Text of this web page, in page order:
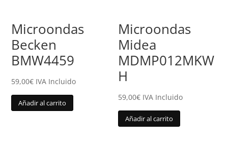
Microondas
Becken
BMW4459
59,00€ IVA Incluido
Añadir al carrito
Microondas
Midea
MDMP012MKW
H
59,00€ IVA Incluido
Añadir al carrito